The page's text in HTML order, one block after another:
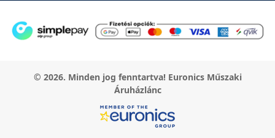
© 2026. Minden jog fenntartva! Euronics Műszaki
Áruházlánc